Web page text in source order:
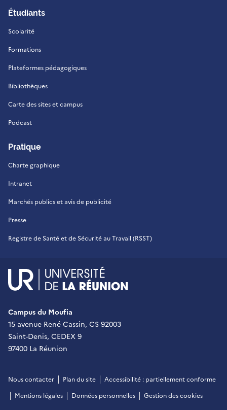
Étudiants
Scolarité
Formations
Plateformes pédagogiques
Bibliothèques
Carte des sites et campus
Podcast
Pratique
Charte graphique
Intranet
Marchés publics et avis de publicité
Presse
Registre de Santé et de Sécurité au Travail (RSST)
Campus du Moufia
15 avenue René Cassin, CS 92003
Saint-Denis, CEDEX 9
97400 La Réunion
Nous contacter Plan du site
Accessibilité : partiellement conforme
Mentions légales
Données personnelles Gestion des cookies